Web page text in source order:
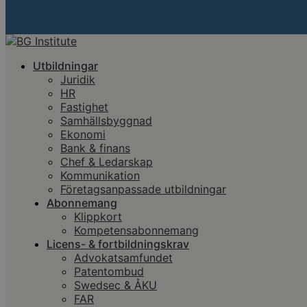
Utbildningar
Juridik
HR
Fastighet
Samhällsbyggnad
Ekonomi
Bank & finans
Chef & Ledarskap
Kommunikation
Företagsanpassade utbildningar
Abonnemang
Klippkort
Kompetensabonnemang
Licens- & fortbildningskrav
Advokatsamfundet
Patentombud
Swedsec & ÅKU
FAR